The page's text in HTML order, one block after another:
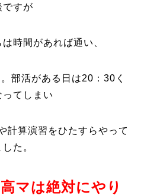
ですが
時間があれば通い、
部活がある日は20：30く
ってしまい
計算演習をひたすらやって
た。
マは絶対にやり